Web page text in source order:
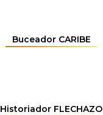
Buceador CARIBE
Historiador FLECHAZO